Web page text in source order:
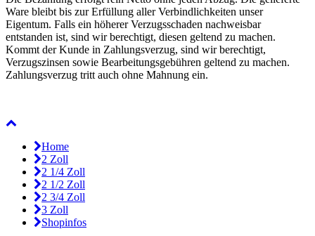
Ware bleibt bis zur Erfüllung aller Verbindlichkeiten unser
Eigentum. Falls ein höherer Verzugsschaden nachweisbar
entstanden ist, sind wir berechtigt, diesen geltend zu machen.
Kommt der Kunde in Zahlungsverzug, sind wir berechtigt,
Verzugszinsen sowie Bearbeitungsgebühren geltend zu machen.
Zahlungsverzug tritt auch ohne Mahnung ein.
Home
2 Zoll
2 1/4 Zoll
2 1/2 Zoll
2 3/4 Zoll
3 Zoll
Shopinfos